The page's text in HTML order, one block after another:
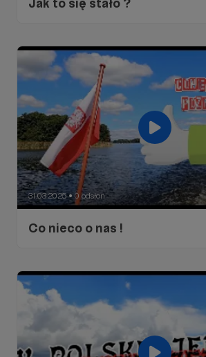
Jak to się stało ?
31.03.2025 ● 0 odsłon
Co nieco o nas !